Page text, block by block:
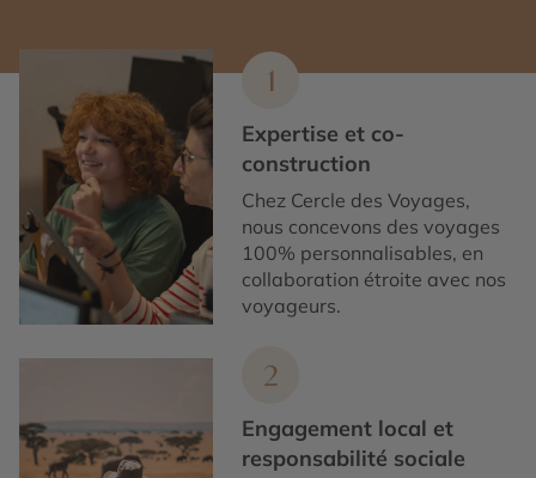
1
Expertise et co-
construction
Chez Cercle des Voyages,
nous concevons des voyages
100% personnalisables, en
collaboration étroite avec nos
voyageurs.
2
Engagement local et
responsabilité sociale